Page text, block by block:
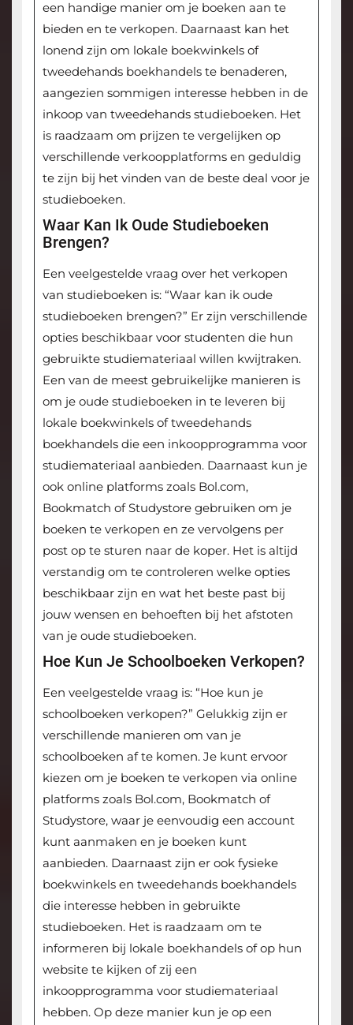
een handige manier om je boeken aan te
bieden en te verkopen. Daarnaast kan het
lonend zijn om lokale boekwinkels of
tweedehands boekhandels te benaderen,
aangezien sommigen interesse hebben in de
inkoop van tweedehands studieboeken. Het
is raadzaam om prijzen te vergelijken op
verschillende verkoopplatforms en geduldig
te zijn bij het vinden van de beste deal voor je
studieboeken.
Waar Kan Ik Oude Studieboeken
Brengen?
Een veelgestelde vraag over het verkopen
van studieboeken is: “Waar kan ik oude
studieboeken brengen?” Er zijn verschillende
opties beschikbaar voor studenten die hun
gebruikte studiemateriaal willen kwijtraken.
Een van de meest gebruikelijke manieren is
om je oude studieboeken in te leveren bij
lokale boekwinkels of tweedehands
boekhandels die een inkoopprogramma voor
studiemateriaal aanbieden. Daarnaast kun je
ook online platforms zoals Bol.com,
Bookmatch of Studystore gebruiken om je
boeken te verkopen en ze vervolgens per
post op te sturen naar de koper. Het is altijd
verstandig om te controleren welke opties
beschikbaar zijn en wat het beste past bij
jouw wensen en behoeften bij het afstoten
van je oude studieboeken.
Hoe Kun Je Schoolboeken Verkopen?
Een veelgestelde vraag is: “Hoe kun je
schoolboeken verkopen?” Gelukkig zijn er
verschillende manieren om van je
schoolboeken af te komen. Je kunt ervoor
kiezen om je boeken te verkopen via online
platforms zoals Bol.com, Bookmatch of
Studystore, waar je eenvoudig een account
kunt aanmaken en je boeken kunt
aanbieden. Daarnaast zijn er ook fysieke
boekwinkels en tweedehands boekhandels
die interesse hebben in gebruikte
studieboeken. Het is raadzaam om te
informeren bij lokale boekhandels of op hun
website te kijken of zij een
inkoopprogramma voor studiemateriaal
hebben. Op deze manier kun je op een